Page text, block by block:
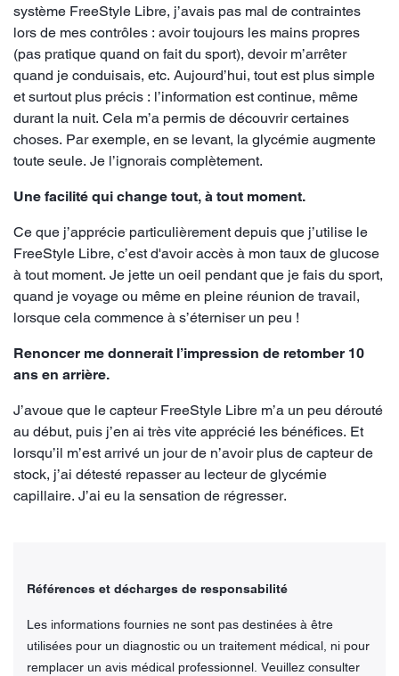
système FreeStyle Libre, j’avais pas mal de contraintes
lors de mes contrôles : avoir toujours les mains propres
(pas pratique quand on fait du sport), devoir m’arrêter
quand je conduisais, etc. Aujourd’hui, tout est plus simple
et surtout plus précis : l’information est continue, même
durant la nuit. Cela m’a permis de découvrir certaines
choses. Par exemple, en se levant, la glycémie augmente
toute seule. Je l’ignorais complètement.
Une facilité qui change tout, à tout moment.
Ce que j’apprécie particulièrement depuis que j’utilise le
FreeStyle Libre, c’est d'avoir accès à mon taux de glucose
à tout moment. Je jette un oeil pendant que je fais du sport,
quand je voyage ou même en pleine réunion de travail,
lorsque cela commence à s’éterniser un peu !
Renoncer me donnerait l’impression de retomber 10
ans en arrière.
J’avoue que le capteur FreeStyle Libre m’a un peu dérouté
au début, puis j’en ai très vite apprécié les bénéfices. Et
lorsqu’il m’est arrivé un jour de n’avoir plus de capteur de
stock, j’ai détesté repasser au lecteur de glycémie
capillaire. J’ai eu la sensation de régresser.
Références et décharges de responsabilité
Les informations fournies ne sont pas destinées à être
utilisées pour un diagnostic ou un traitement médical, ni pour
remplacer un avis médical professionnel. Veuillez consulter